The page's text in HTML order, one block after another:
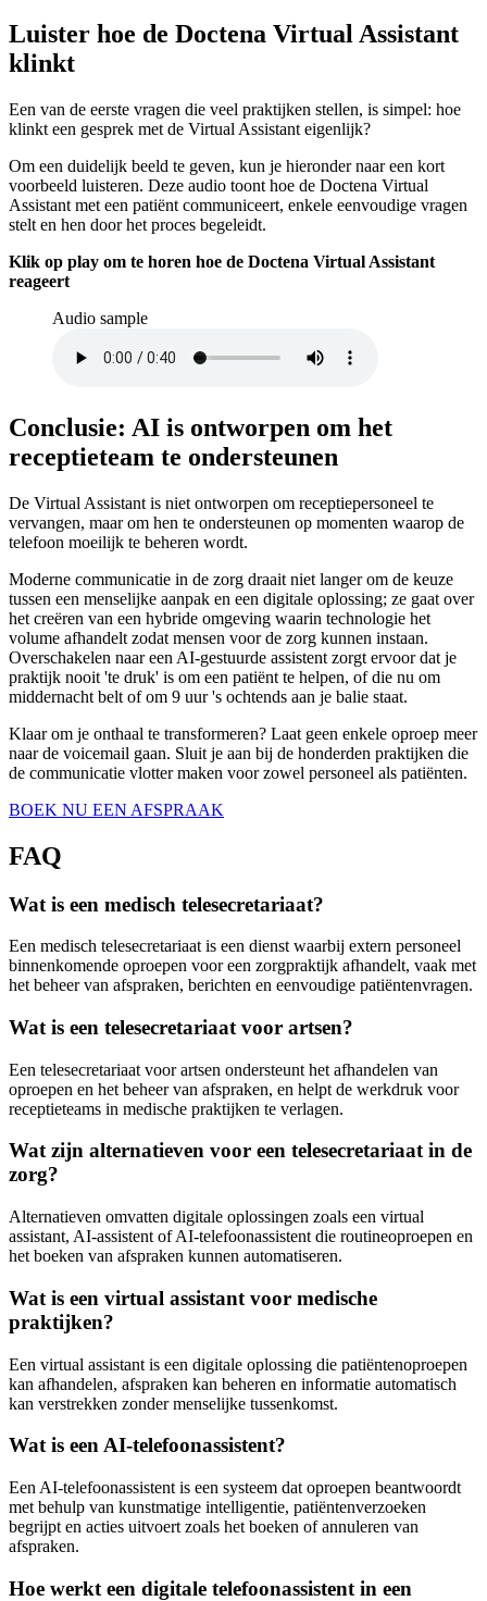
Luister hoe de Doctena Virtual Assistant
klinkt
Een van de eerste vragen die veel praktijken stellen, is simpel: hoe
klinkt een gesprek met de Virtual Assistant eigenlijk?
Om een duidelijk beeld te geven, kun je hieronder naar een kort
voorbeeld luisteren. Deze audio toont hoe de Doctena Virtual
Assistant met een patiënt communiceert, enkele eenvoudige vragen
stelt en hen door het proces begeleidt.
Klik op play om te horen hoe de Doctena Virtual Assistant
reageert
Audio sample
Conclusie: AI is ontworpen om het
receptieteam te ondersteunen
De Virtual Assistant is niet ontworpen om receptiepersoneel te
vervangen, maar om hen te ondersteunen op momenten waarop de
telefoon moeilijk te beheren wordt.
Moderne communicatie in de zorg draait niet langer om de keuze
tussen een menselijke aanpak en een digitale oplossing; ze gaat over
het creëren van een hybride omgeving waarin technologie het
volume afhandelt zodat mensen voor de zorg kunnen instaan.
Overschakelen naar een AI-gestuurde assistent zorgt ervoor dat je
praktijk nooit 'te druk' is om een patiënt te helpen, of die nu om
middernacht belt of om 9 uur 's ochtends aan je balie staat.
Klaar om je onthaal te transformeren? Laat geen enkele oproep meer
naar de voicemail gaan. Sluit je aan bij de honderden praktijken die
de communicatie vlotter maken voor zowel personeel als patiënten.
BOEK NU EEN AFSPRAAK
FAQ
Wat is een medisch telesecretariaat?
Een medisch telesecretariaat is een dienst waarbij extern personeel
binnenkomende oproepen voor een zorgpraktijk afhandelt, vaak met
het beheer van afspraken, berichten en eenvoudige patiëntenvragen.
Wat is een telesecretariaat voor artsen?
Een telesecretariaat voor artsen ondersteunt het afhandelen van
oproepen en het beheer van afspraken, en helpt de werkdruk voor
receptieteams in medische praktijken te verlagen.
Wat zijn alternatieven voor een telesecretariaat in de
zorg?
Alternatieven omvatten digitale oplossingen zoals een virtual
assistant, AI-assistent of AI-telefoonassistent die routineoproepen en
het boeken van afspraken kunnen automatiseren.
Wat is een virtual assistant voor medische
praktijken?
Een virtual assistant is een digitale oplossing die patiëntenoproepen
kan afhandelen, afspraken kan beheren en informatie automatisch
kan verstrekken zonder menselijke tussenkomst.
Wat is een AI-telefoonassistent?
Een AI-telefoonassistent is een systeem dat oproepen beantwoordt
met behulp van kunstmatige intelligentie, patiëntenverzoeken
begrijpt en acties uitvoert zoals het boeken of annuleren van
afspraken.
Hoe werkt een digitale telefoonassistent in een